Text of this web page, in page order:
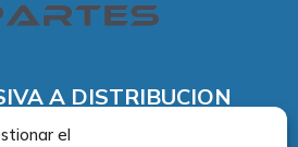
el
A DISTRIBUCION